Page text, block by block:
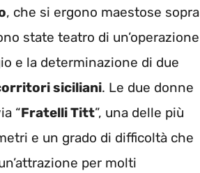
, che si ergono maestose sopra
state teatro di un’operazione
e la determinazione di due
siciliani. Le due donne
“Fratelli Titt”, una delle più
e un grado di difficoltà che
per molti